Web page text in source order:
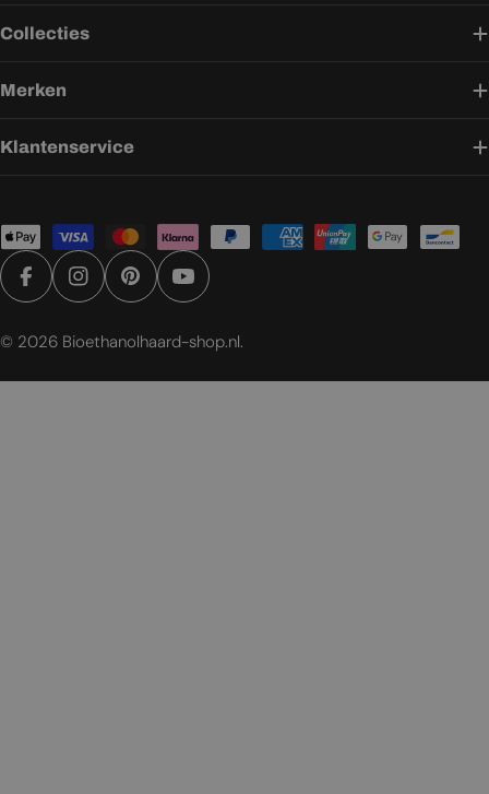
Collecties
Merken
Klantenservice
Betaalmethoden
FacebookInstagramPinterestYouTube
© 2026 Bioethanolhaard-shop.nl.